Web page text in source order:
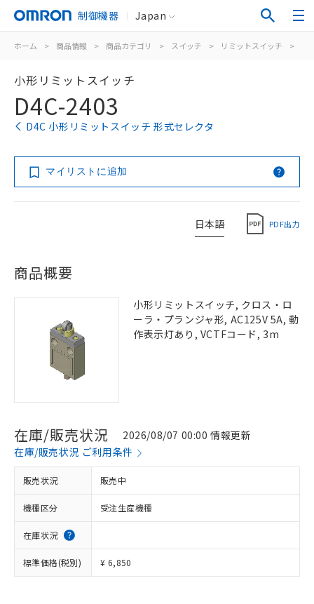
制御機器 Japan
ホーム > 商品情報 > 商品カテゴリ > スイッチ > リミットスイッチ >
小形リミットスイッチ
D4C-2403
D4C 小形リミットスイッチ 形式セレクタ
マイリストに追加
日本語 PDF出力
商品概要
小形リミットスイッチ, クロス・ロ
ーラ・プランジャ形, AC125V 5A, 動
作表示灯あり, VCTFコード, 3m
在庫/販売状況
2026/08/07 00:00 情報更新
在庫/販売状況 ご利用条件
販売状況 販売中
機種区分 受注生産機種
在庫状況
標準価格(税別) ¥ 6,850